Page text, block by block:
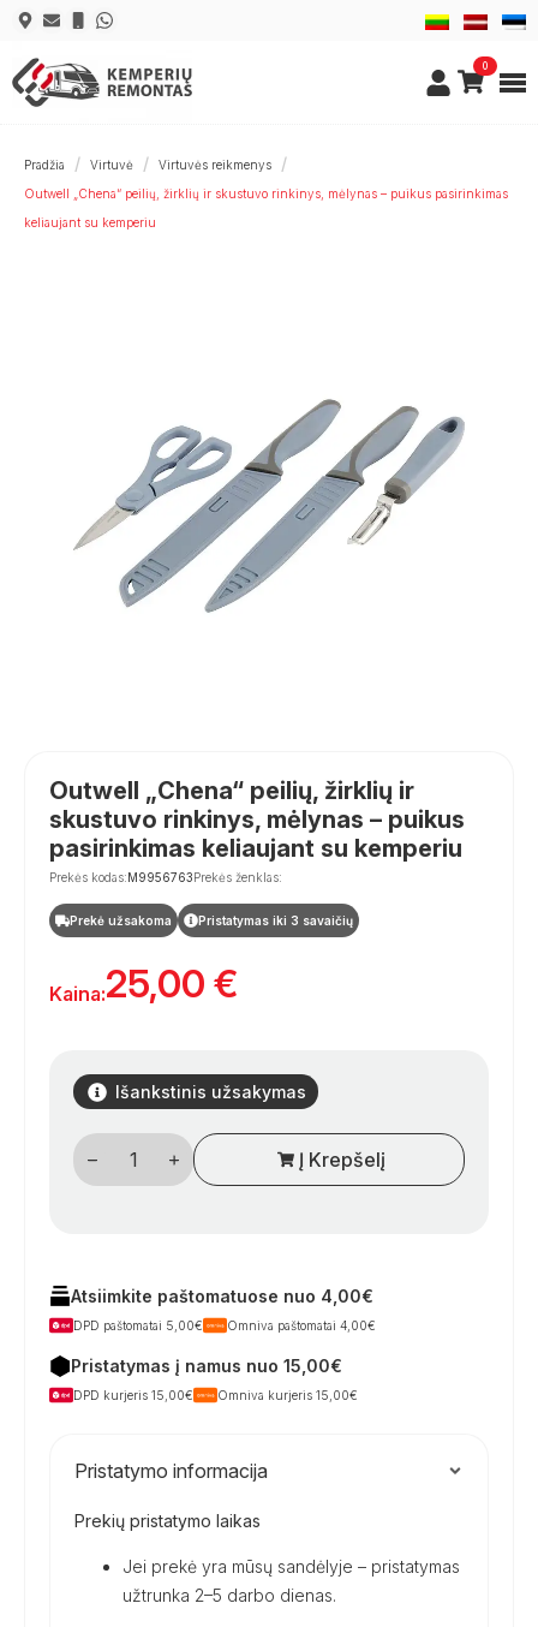
0
Pradžia Virtuvė
Virtuvės reikmenys
Outwell „Chena“ peilių, žirklių ir skustuvo rinkinys, mėlynas – puikus pasirinkimas
keliaujant su kemperiu
Outwell „Chena“ peilių, žirklių ir
skustuvo rinkinys, mėlynas – puikus
pasirinkimas keliaujant su kemperiu
Prekės kodas:M9956763Prekės ženklas:
Prekė užsakoma Pristatymas iki 3 savaičių
Kaina:25,00 €
Išankstinis užsakymas
produkto
kiekis:
Outwell
rinkinys,
mėlynas
–
puikus
pasirinkimas
keliaujant
Į Krepšelį
Atsiimkite paštomatuose nuo 4,00€
DPD paštomatai 5,00€ Omniva paštomatai 4,00€
Pristatymas į namus nuo 15,00€
DPD kurjeris 15,00€ Omniva kurjeris 15,00€
Pristatymo informacija
Prekių pristatymo laikas
Jei prekė yra mūsų sandėlyje – pristatymas
užtrunka 2–5 darbo dienas.